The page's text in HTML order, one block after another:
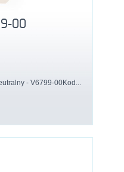
00
- V6799-00Kod...